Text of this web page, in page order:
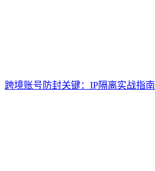
跨境账号防封关键：IP隔离实战指南